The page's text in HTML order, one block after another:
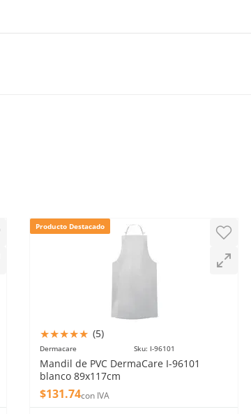
suele ser suave para no marcar la frente
Producto Destacado
★★★★★ (5)
Dermacare Sku: I-96101
Mandil de PVC DermaCare I-96101
blanco 89x117cm
$131.74con IVA